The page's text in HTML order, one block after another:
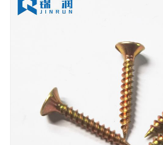
fastgørelseselementer og give dig